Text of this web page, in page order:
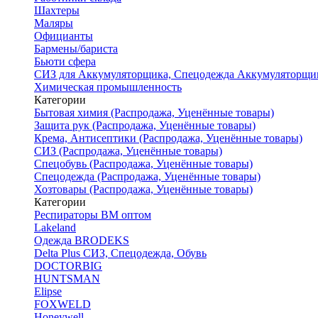
Шахтеры
Маляры
Официанты
Бармены/бариста
Бьюти сфера
СИЗ для Аккумуляторщика, Спецодежда
Химическая промышленность
Категории
Бытовая химия (Распродажа, Уценённые товары)
Защита рук (Распродажа, Уценённые товары)
Крема, Антисептики (Распродажа, Уценённые товары)
СИЗ (Распродажа, Уценённые товары)
Спецобувь (Распродажа, Уценённые товары)
Спецодежда (Распродажа, Уценённые товары)
Хозтовары (Распродажа, Уценённые товары)
Категории
Респираторы ВМ оптом
Lakeland
Одежда BRODEKS
Delta Plus СИЗ, Спецодежда, Обувь
DOCTORBIG
HUNTSMAN
Elipse
FOXWELD